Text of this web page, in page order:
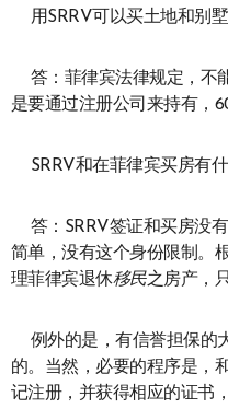
用SRRV可以买土地和别墅
答：菲律宾法律规定，不
是要通过注册公司来持有，
SRRV和在菲律宾买房有
答：SRRV签证和买房没
简单，没有这个身份限制。
理菲律宾退休移民之房产，
例外的是，有信誉担保的
的。当然，必要的程序是，
记注册，并获得相应的证书